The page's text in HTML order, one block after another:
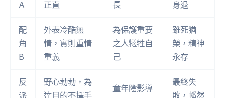
A 正直 長 身退
配
角
B
外表冷酷無
情，實則重情
重義
為保護重要
之人犧牲自
己
雖死猶
榮，精神
永存
反
派
野心勃勃，為
達目的不擇手
童年陰影導
最終失
敗，幡然